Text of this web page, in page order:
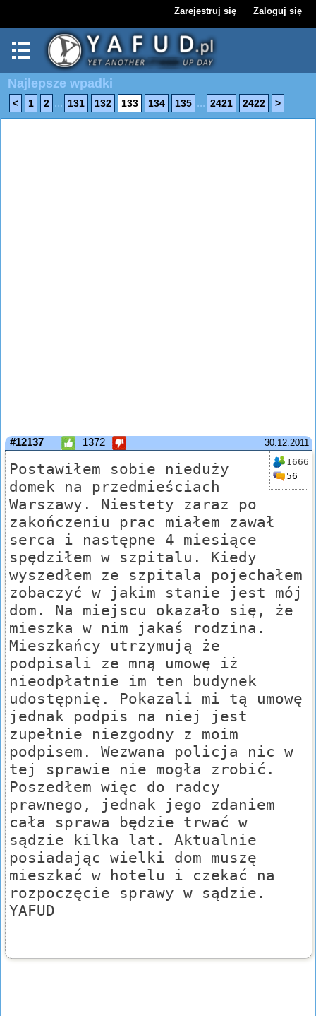
Zarejestruj się Zaloguj się
Najlepsze wpadki
< 1 2 ... 131 132 133 134 135 ... 2421 2422 >
30.12.2011
#12137 1372
1666
56
Postawiłem sobie nieduży
domek na przedmieściach
Warszawy. Niestety zaraz po
zakończeniu prac miałem zawał
serca i następne 4 miesiące
spędziłem w szpitalu. Kiedy
wyszedłem ze szpitala pojechałem
zobaczyć w jakim stanie jest mój
dom. Na miejscu okazało się, że
mieszka w nim jakaś rodzina.
Mieszkańcy utrzymują że
podpisali ze mną umowę iż
nieodpłatnie im ten budynek
udostępnię. Pokazali mi tą umowę
jednak podpis na niej jest
zupełnie niezgodny z moim
podpisem. Wezwana policja nic w
tej sprawie nie mogła zrobić.
Poszedłem więc do radcy
prawnego, jednak jego zdaniem
cała sprawa będzie trwać w
sądzie kilka lat. Aktualnie
posiadając wielki dom muszę
mieszkać w hotelu i czekać na
rozpoczęcie sprawy w sądzie.
YAFUD